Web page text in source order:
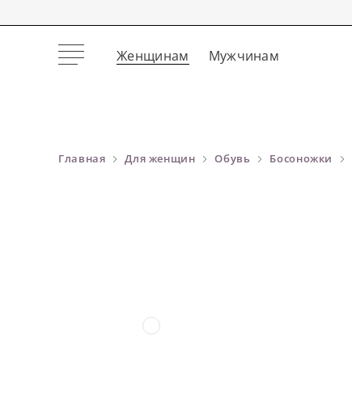
Женщинам Мужчинам
Главная Для женщин Обувь Босоножки